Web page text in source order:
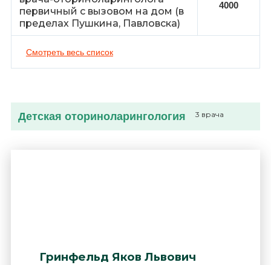
первичный с вызовом на дом (в
пределах Пушкина, Павловска)
4000
Смотреть весь список
Детская оториноларингология 3 врача
Гринфельд Яков Львович